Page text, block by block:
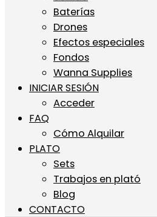
Baterías
Drones
Efectos especiales
Fondos
Wanna Supplies
INICIAR SESIÓN
Acceder
FAQ
Cómo Alquilar
PLATO
Sets
Trabajos en plató
Blog
CONTACTO